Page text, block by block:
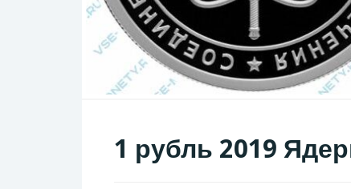
1 рубль 2019